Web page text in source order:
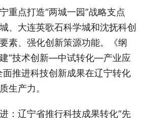
重点打造“两城一园”战略支点
大连英歌石科学城和沈抚科创
素、强化创新策源功能。《纲
“技术创新—中试转化—产业应
面推进科技创新成果在辽宁转化
生产力。
：辽宁省推行科技成果转化“先